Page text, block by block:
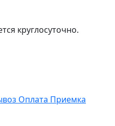
круглосуточно.
Оплата Приемка